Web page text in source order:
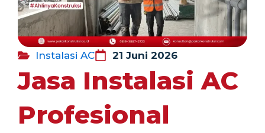
Instalasi AC 21 Juni 2026
Jasa Instalasi AC
Profesional